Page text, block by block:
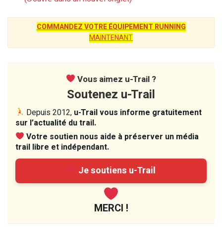
COMMANDEZ VOTRE ÉQUIPEMENT RUNNING
MAINTENANT
Vous aimez u-Trail ?
Soutenez u-Trail
Depuis 2012, u-Trail vous informe gratuitement
sur l’actualité du trail.
Votre soutien nous aide à préserver un média
trail libre et indépendant.
Je soutiens u-Trail
MERCI !